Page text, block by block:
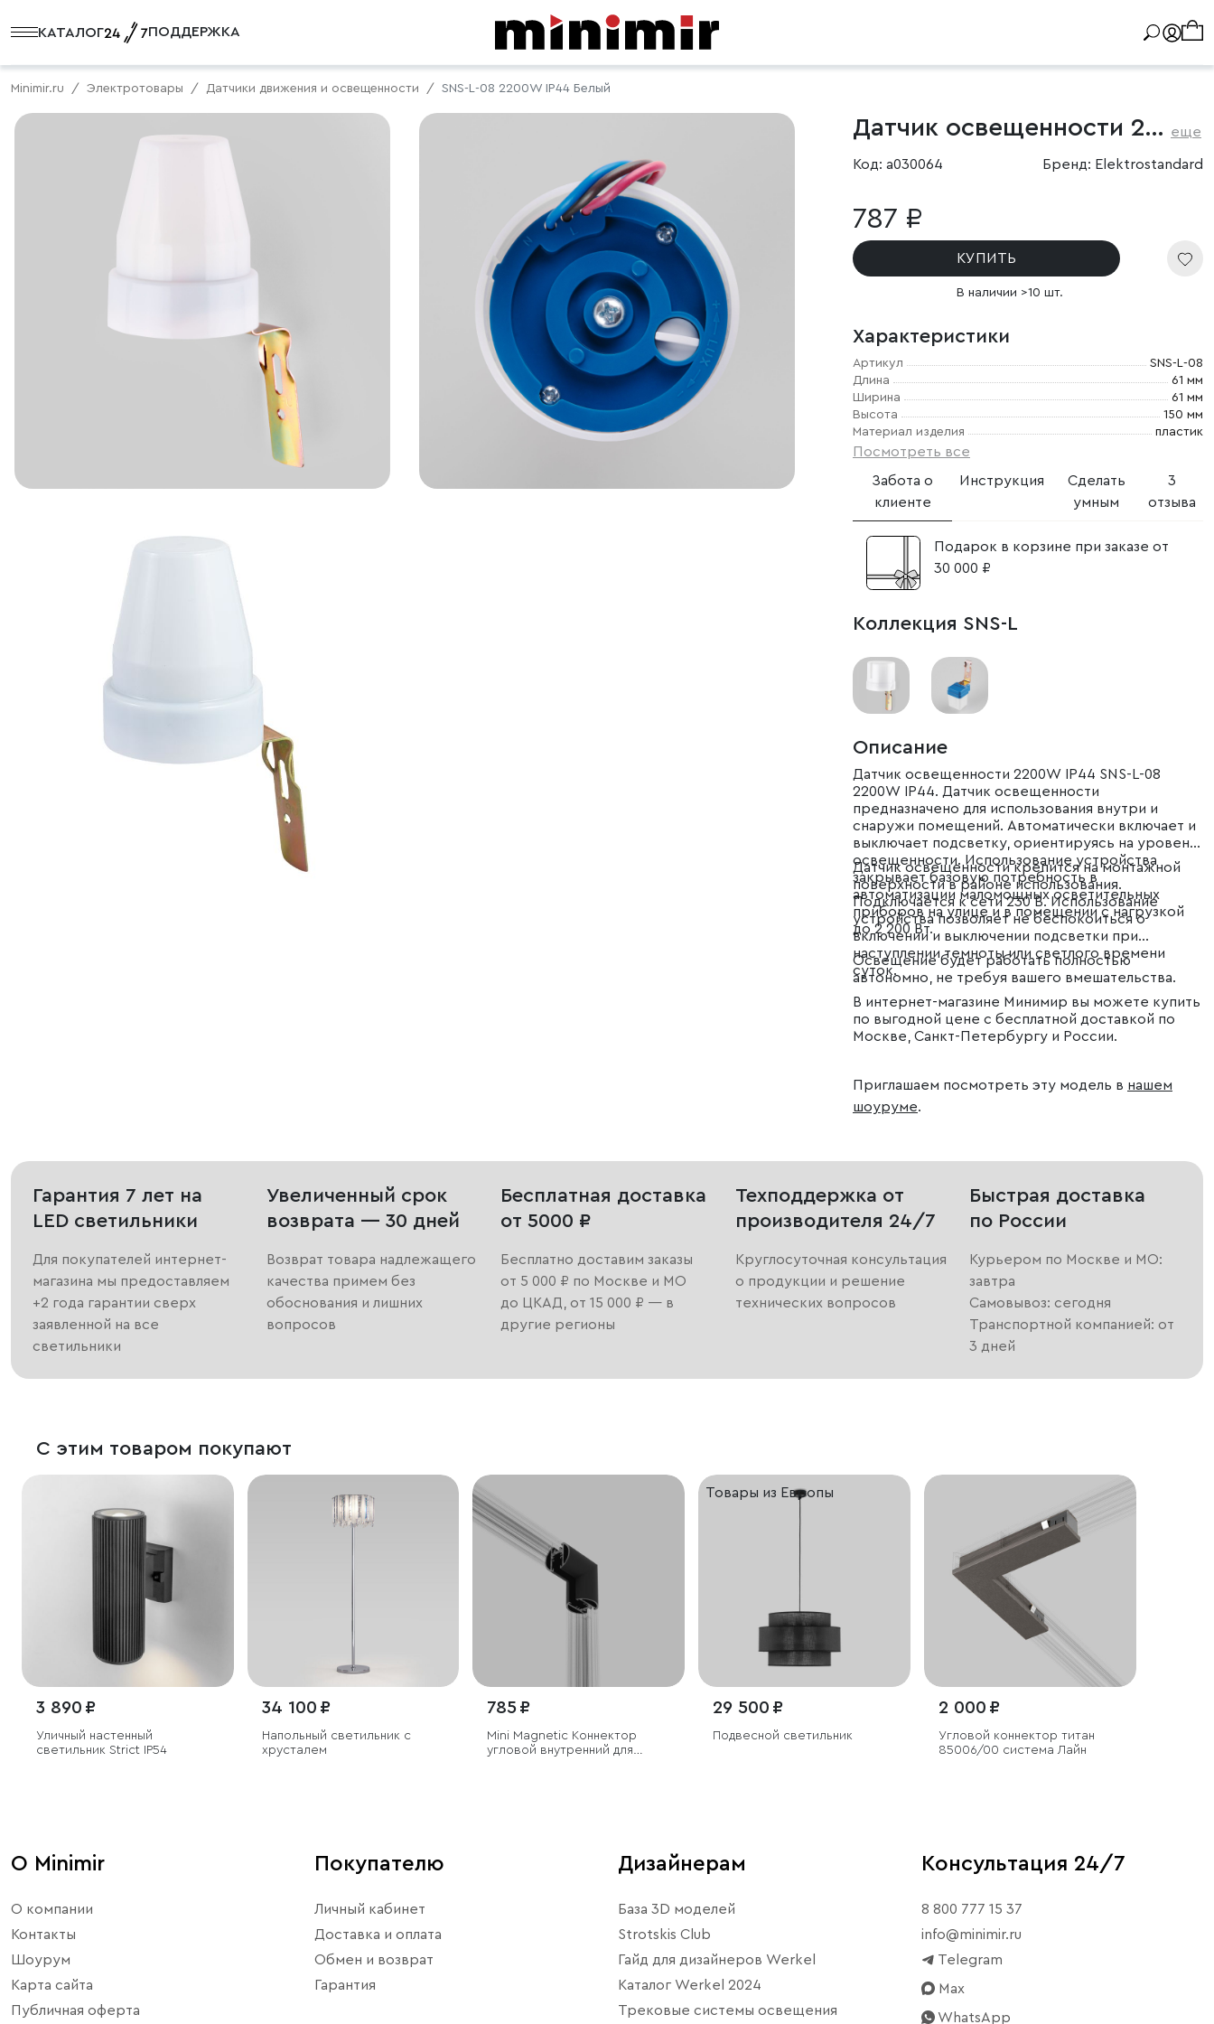
КАТАЛОГ ПОДДЕРЖКА
Minimir.ru Электротовары Датчики движения и освещенности SNS-L-08 2200W IP44 Белый
Датчик освещенности 2200W IP44 еще
Код: a030064 Бренд: Elektrostandard
787 ₽
КУПИТЬ
В наличии >10 шт.
Характеристики
Артикул
SNS-L-08
Длина
61 мм
Ширина
61 мм
Высота
150 мм
Материал изделия
пластик
Посмотреть все
Забота о
клиенте
Инструкция
Сделать
умным
3
отзыва
Подарок в корзине при заказе от
30 000 ₽
Коллекция SNS-L
Описание
Датчик освещенности 2200W IP44 SNS-L-08
2200W IP44. Датчик освещенности
предназначено для использования внутри и
снаружи помещений. Автоматически включает и
выключает подсветку, ориентируясь на уровень
освещенности. Использование устройства
закрывает базовую потребность в
автоматизации маломощных осветительных
приборов на улице и в помещении с нагрузкой
до 2 200 Вт.
Датчик освещенности крепится на монтажной
поверхности в районе использования.
Подключается к сети 230 В. Использование
устройства позволяет не беспокоиться о
включении и выключении подсветки при
наступлении темноты или светлого времени
суток.
Освещение будет работать полностью
автономно, не требуя вашего вмешательства.
В интернет-магазине Минимир вы можете купить
по выгодной цене с бесплатной доставкой по
Москве, Санкт-Петербургу и России.
Приглашаем посмотреть эту модель в нашем
шоуруме.
Гарантия 7 лет на
LED светильники
Для покупателей интернет-
магазина мы предоставляем
+2 года гарантии сверх
заявленной на все
светильники
Увеличенный срок
возврата — 30 дней
Возврат товара надлежащего
качества примем без
обоснования и лишних
вопросов
Бесплатная доставка
от 5000 ₽
Бесплатно доставим заказы
от 5 000 ₽ по Москве и МО
до ЦКАД, от 15 000 ₽ — в
другие регионы
Техподдержка от
производителя 24/7
Круглосуточная консультация
о продукции и решение
технических вопросов
Быстрая доставка
по России
Курьером по Москве и МО:
завтра
Самовывоз: сегодня
Транспортной компанией: от
3 дней
С этим товаром покупают
3 890 ₽
Уличный настенный
светильник Strict IP54
34 100 ₽
Напольный светильник с
хрусталем
785 ₽
Mini Magnetic Коннектор
угловой внутренний для
Товары из Европы
29 500 ₽
Подвесной светильник
2 000 ₽
Угловой коннектор титан
85006/00 система Лайн
О Minimir
О компании
Контакты
Шоурум
Карта сайта
Публичная оферта
Покупателю
Личный кабинет
Доставка и оплата
Обмен и возврат
Гарантия
Дизайнерам
База 3D моделей
Strotskis Club
Гайд для дизайнеров Werkel
Каталог Werkel 2024
Трековые системы освещения
Консультация 24/7
8 800 777 15 37
info@minimir.ru
Telegram
Max
WhatsApp